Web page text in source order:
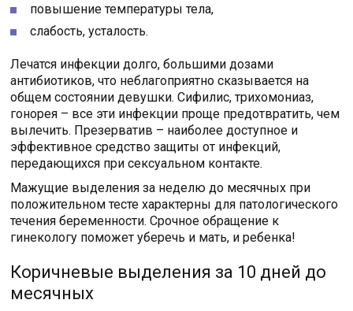
повышение температуры тела,
слабость, усталость.
Лечатся инфекции долго, большими дозами
антибиотиков, что неблагоприятно сказывается на
общем состоянии девушки. Сифилис, трихомониаз,
гонорея – все эти инфекции проще предотвратить, чем
вылечить. Презерватив – наиболее доступное и
эффективное средство защиты от инфекций,
передающихся при сексуальном контакте.
Мажущие выделения за неделю до месячных при
положительном тесте характерны для патологического
течения беременности. Срочное обращение к
гинекологу поможет уберечь и мать, и ребенка!
Коричневые выделения за 10 дней до
месячных